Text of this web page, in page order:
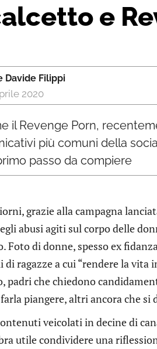
e
Davide Filippi
2020
il Revenge Porn,
più comuni della
passo da compiere
grazie alla campagna
abusi agiti sul corpo delle
Foto di donne, spesso ex
ragazze a cui “rendere la vita
padri che chiedono
piangere, altri ancora che
veicolati in decine di
utile condividere una